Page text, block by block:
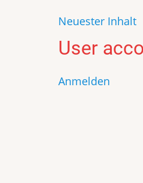
Neuester Inhalt
User
Anmelden